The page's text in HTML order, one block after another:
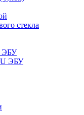
стекла
ЭБУ
ЭБУ